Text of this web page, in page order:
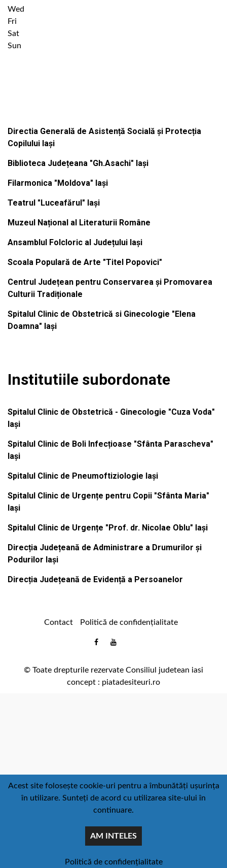
Wed
Fri
Sat
Sun
Directia Generală de Asistență Socială și Protecția
Copilului Iași
Biblioteca Județeana "Gh.Asachi" Iași
Filarmonica "Moldova" Iași
Teatrul "Luceafărul" Iași
Muzeul Național al Literaturii Române
Ansamblul Folcloric al Județului Iași
Scoala Populară de Arte "Titel Popovici"
Centrul Județean pentru Conservarea și Promovarea
Culturii Tradiționale
Spitalul Clinic de Obstetrică si Ginecologie "Elena
Doamna" Iași
Institutiile subordonate
Spitalul Clinic de Obstetrică - Ginecologie "Cuza Voda"
Iași
Spitalul Clinic de Boli Infecțioase "Sfânta Parascheva"
Iași
Spitalul Clinic de Pneumoftiziologie Iași
Spitalul Clinic de Urgențe pentru Copii "Sfânta Maria"
Iași
Spitalul Clinic de Urgențe "Prof. dr. Nicolae Oblu" Iași
Direcția Județeană de Administrare a Drumurilor și
Podurilor Iași
Direcția Județeană de Evidență a Persoanelor
Contact Politică de confidențialitate
Facebook
Youtube
comunicare@icc.ro
© Toate drepturile rezervate Consiliul judetean iasi
concept : piatadesiteuri.ro
Acest site folosește cookie-uri pentru a îmbunătăți ușurința
în utilizare. Sunteți de acord cu utilizarea site-ului în
continuare.
AM INTELES
Politică de confidențialitate